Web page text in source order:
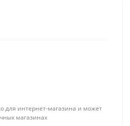
для интернет-магазина и может
магазинах